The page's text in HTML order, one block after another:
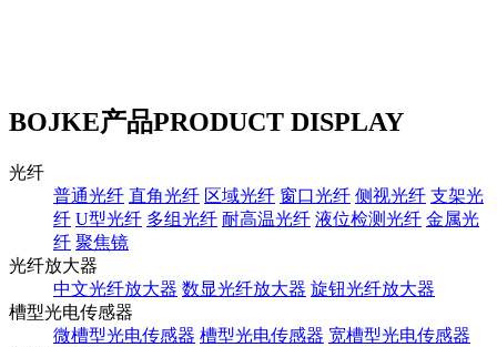
BOJKE产品PRODUCT DISPLAY
光纤
普通光纤 直角光纤 区域光纤 窗口光纤 侧视光纤 支架光
纤 U型光纤 多组光纤 耐高温光纤 液位检测光纤 金属光
纤 聚焦镜
光纤放大器
中文光纤放大器 数显光纤放大器 旋钮光纤放大器
槽型光电传感器
微槽型光电传感器 槽型光电传感器 宽槽型光电传感器